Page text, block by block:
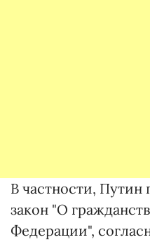
В частности,
закон "О
Федерации",